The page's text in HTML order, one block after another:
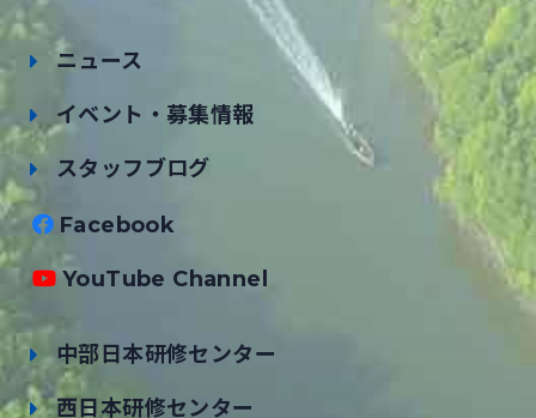
ニュース
イベント・募集情報
スタッフブログ
Facebook
YouTube Channel
中部日本研修センター
西日本研修センター